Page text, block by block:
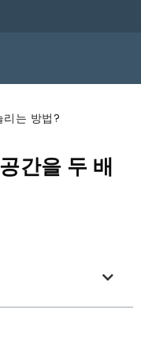
는 방법?
간을 두 배